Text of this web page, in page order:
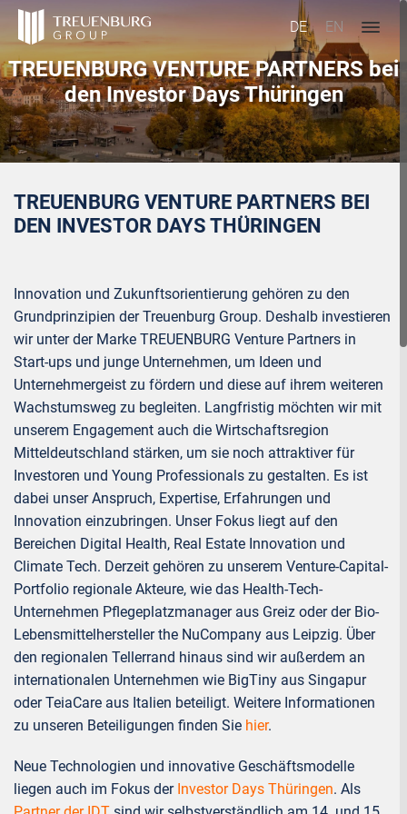
DE EN
TREUENBURG VENTURE PARTNERS bei
den Investor Days Thüringen
TREUENBURG VENTURE PARTNERS BEI
DEN INVESTOR DAYS THÜRINGEN
Innovation und Zukunftsorientierung gehören zu den
Grundprinzipien der Treuenburg Group. Deshalb investieren
wir unter der Marke TREUENBURG Venture Partners in
Start-ups und junge Unternehmen, um Ideen und
Unternehmergeist zu fördern und diese auf ihrem weiteren
Wachstumsweg zu begleiten. Langfristig möchten wir mit
unserem Engagement auch die Wirtschaftsregion
Mitteldeutschland stärken, um sie noch attraktiver für
Investoren und Young Professionals zu gestalten. Es ist
dabei unser Anspruch, Expertise, Erfahrungen und
Innovation einzubringen. Unser Fokus liegt auf den
Bereichen Digital Health, Real Estate Innovation und
Climate Tech. Derzeit gehören zu unserem Venture-Capital-
Portfolio regionale Akteure, wie das Health-Tech-
Unternehmen Pflegeplatzmanager aus Greiz oder der Bio-
Lebensmittelhersteller the NuCompany aus Leipzig. Über
den regionalen Tellerrand hinaus sind wir außerdem an
internationalen Unternehmen wie BigTiny aus Singapur
oder TeiaCare aus Italien beteiligt. Weitere Informationen
zu unseren Beteiligungen finden Sie hier.
Neue Technologien und innovative Geschäftsmodelle
liegen auch im Fokus der Investor Days Thüringen. Als